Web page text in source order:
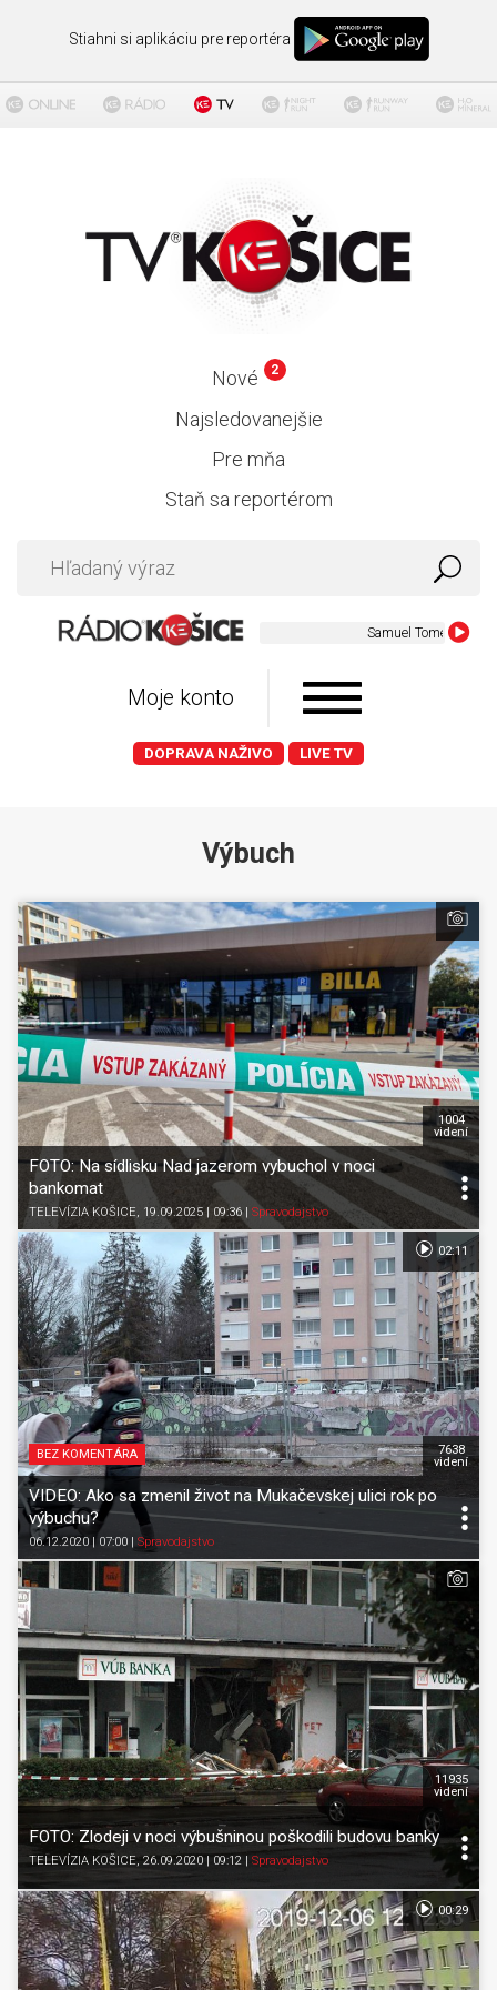
Stiahni si aplikáciu pre reportéra
Nové 2
Najsledovanejšie
Pre mňa
Staň sa reportérom
Moje konto
DOPRAVA NAŽIVO LIVE TV
Výbuch
FOTO: Na sídlisku Nad jazerom vybuchol v noci
bankomat
TELEVÍZIA KOŠICE, 19.09.2025 | 09:36 Spravodajstvo
1004
videní
BEZ KOMENTÁRA
VIDEO: Ako sa zmenil život na Mukačevskej ulici rok po
výbuchu?
06.12.2020 | 07:00 Spravodajstvo
7638
videní
02:11
FOTO: Zlodeji v noci výbušninou poškodili budovu banky
TELEVÍZIA KOŠICE, 26.09.2020 | 09:12 Spravodajstvo
11935
videní
00:29